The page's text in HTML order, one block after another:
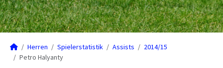
Herren Spielerstatistik Assists
2014/15
Petro Halyanty